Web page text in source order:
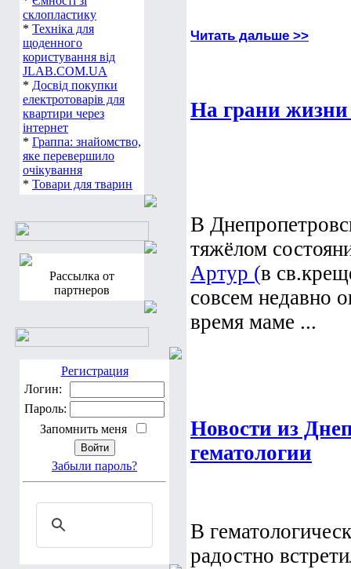
склопластику
* Техніка для
щоденного
користування від
JLAB.COM.UA
* Досвід покупки
електротоварів для
квартири через
інтернет
* Граппа: знайомство,
яке перевершило
очікування
* Товари для тварин
Рассылка от
партнеров
Регистрация
Логин:
Пароль:
Запомнить меня
Забыли пароль?
Читать дальше >>
На грани жизни
В
тяжёлом
Артур (в
совсем недавно
время маме ...
Новости из
гематологии
В
радостно